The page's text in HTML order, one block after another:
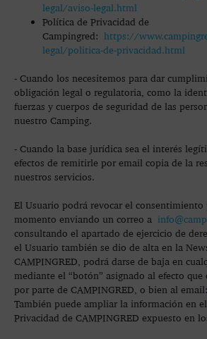
legal/aviso-legal.html
Política de Privacidad de
Campingred: https://
legal/politica-de-privacidad.html
- Cuando los necesitemos para dar
obligación legal o regulatoria, como la
fuerzas y cuerpos de seguridad de las
nuestro Camping.
- Cuando la base jurídica sea el interés
efectos de remitirle por email copia de la
nuestros servicios.
El Usuario podrá revocar el consentimiento
momento enviando un correo a
consultando el apartado de ejercicio de
el Usuario también se dio de alta en la
CAMPINGRED, podrá darse de baja en
mediante el “botón” asignado al efecto que
por parte de CAMPINGRED, o bien al email:
También puede ampliar la información en
Privacidad de CAMPINGRED expuesto en